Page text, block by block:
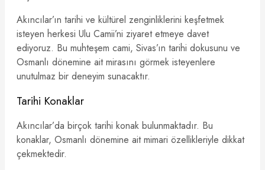
Akıncılar’ın tarihi ve kültürel zenginliklerini keşfetmek
isteyen herkesi Ulu Camii’ni ziyaret etmeye davet
ediyoruz. Bu muhteşem cami, Sivas’ın tarihi dokusunu ve
Osmanlı dönemine ait mirasını görmek isteyenlere
unutulmaz bir deneyim sunacaktır.
Tarihi Konaklar
Akıncılar’da birçok tarihi konak bulunmaktadır. Bu
konaklar, Osmanlı dönemine ait mimari özellikleriyle dikkat
çekmektedir.